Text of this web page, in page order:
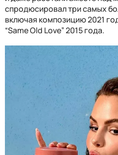
спродюсировал три самых
включая композицию 2021
“Same Old Love” 2015 года.